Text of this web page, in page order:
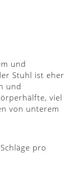
und
Stuhl ist eher
und
viel
von unterem
pro